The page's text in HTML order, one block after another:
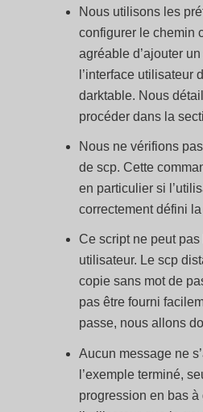
Nous utilisons les
configurer le chemin
agréable d’ajouter
l’interface utilisateur
darktable. Nous
procéder dans la
Nous ne vérifions
de scp. Cette
en particulier si
correctement défini
Ce script ne peut pas
utilisateur. Le scp
copie sans mot de
pas être fourni
passe, nous allons
Aucun message ne
l’exemple terminé,
progression en bas